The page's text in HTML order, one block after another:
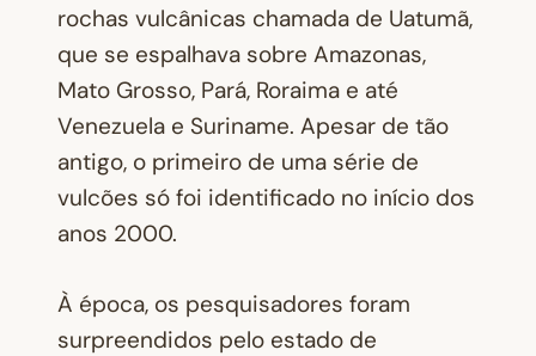
rochas vulcânicas chamada de Uatumã,
que se espalhava sobre Amazonas,
Mato Grosso, Pará, Roraima e até
Venezuela e Suriname. Apesar de tão
antigo, o primeiro de uma série de
vulcões só foi identificado no início dos
anos 2000.
À época, os pesquisadores foram
surpreendidos pelo estado de